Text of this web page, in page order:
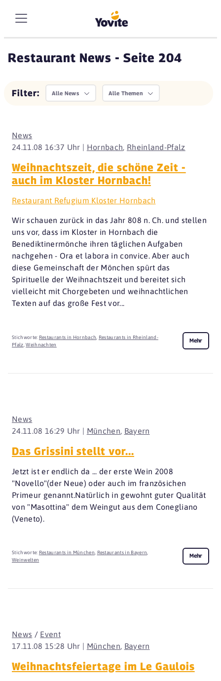
Restaurant News - Seite 204
Filter: Alle News Alle Themen
24.11.08 16:37 Uhr | Hornbach, Rheinland-Pfalz
News
Weihnachtszeit, die schöne Zeit -
auch im Kloster Hornbach!
Restaurant Refugium Kloster Hornbach
Wir schauen zurück in das Jahr 808 n. Ch. und stellen
uns vor, dass im Kloster in Hornbach die
Benediktinermönche ihren täglichen Aufgaben
nachgehen - Ora et labora in convice. Aber auch
diese Gemeinschaft der Mönchen spürt das
Spirituelle der Weihnachtszeit und bereitet sich
vielleicht mit Chorgebeten und weihnachtlichen
Texten auf das große Fest vor...
Stichworte: Restaurants in Hornbach
Restaurants in Rheinland-
Pfalz ,Weihnachten
Mehr
24.11.08 16:29 Uhr | München Bayern
News
Das Grissini stellt vor...
Jetzt ist er endlich da ... der erste Wein 2008
"Novello"(der Neue) oder auch im französichen
Primeur genannt.Natürlich in gewohnt guter Qualität
von "Masottina" dem Weingut aus dem Conegliano
(Veneto).
Stichworte: Restaurants in München, Restaurants in Bayern,
Weinwelten
Mehr
17.11.08 15:28 Uhr | München, Bayern
News / Event
Weihnachtsfeiertage im Le Gaulois